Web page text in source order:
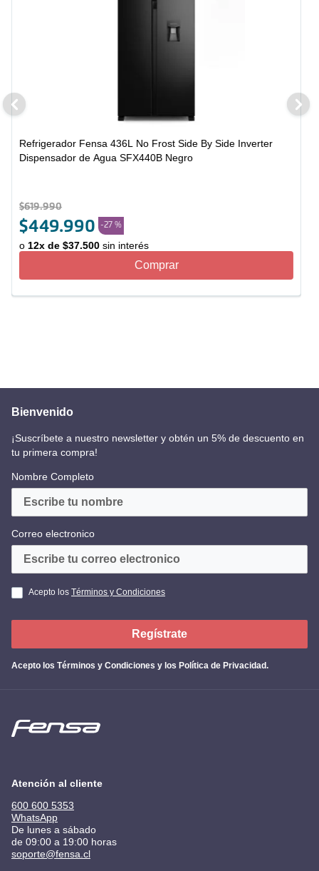
Refrigerador Fensa 436L No Frost Side By Side Inverter
Dispensador de Agua SFX440B Negro
$619.990
$449.990 -27 %
o 12x de $37.500 sin interés
Comprar
Bienvenido
¡Suscríbete a nuestro newsletter y obtén un 5% de descuento en
tu primera compra!
Nombre Completo
Correo electronico
Acepto los Términos y Condiciones
Acepto los Términos y Condiciones y los Política de Privacidad.
Regístrate
Atención al cliente
600 600 5353
WhatsApp
De lunes a sábado
de 09:00 a 19:00 horas
soporte@fensa.cl